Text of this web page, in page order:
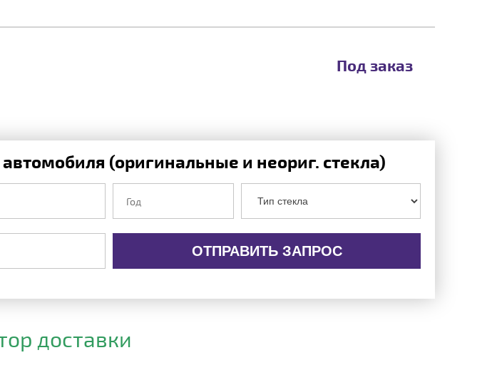
Под заказ
(оригинальные и неориг. стекла)
ОТПРАВИТЬ ЗАПРОС
доставки